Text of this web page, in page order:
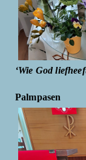
‘Wie God
Palmpasen